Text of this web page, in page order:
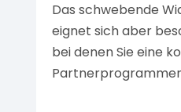
Das schwebende
eignet sich aber
bei denen Sie eine